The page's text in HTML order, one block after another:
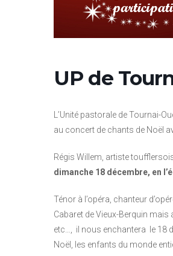
UP de
L’Unité pastorale de Tournai-
au concert de chants de Noël
Régis Willem, artiste
dimanche 18 décembre, en
Ténor à l’opéra, chanteur
Cabaret de Vieux-Berquin
etc…, il nous enchantera le 18
Noël, les enfants du monde